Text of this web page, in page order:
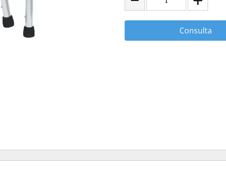
Consulta